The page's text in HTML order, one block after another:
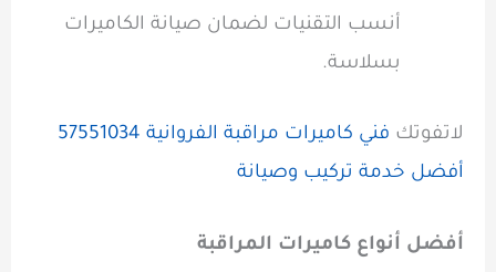
أنسب التقنيات لضمان صيانة الكاميرات
بسلاسة.
لاتفوتك
فني كاميرات مراقبة الفروانية 57551034
أفضل خدمة تركيب وصيانة
أفضل أنواع كاميرات المراقبة